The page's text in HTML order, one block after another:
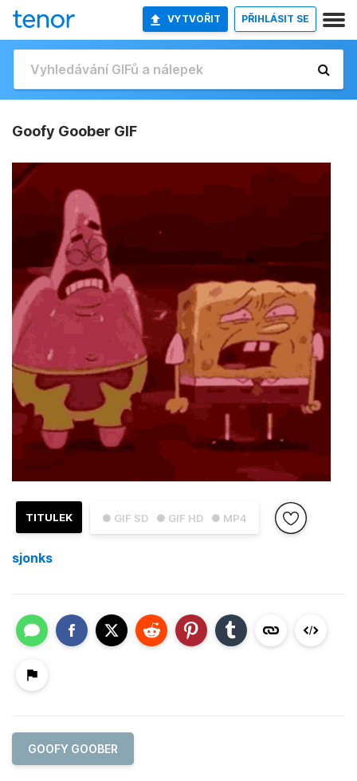
VYTVOŘIT PŘIHLÁSIT SE
Goofy Goober GIF
● GIF SD ● GIF HD ● MP4
TITULEK
sjonks
GOOFY GOOBER